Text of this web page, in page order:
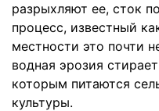
разрыхляют ее, сток
процесс, известный
местности это почти
водная эрозия
которым питаются
культуры.